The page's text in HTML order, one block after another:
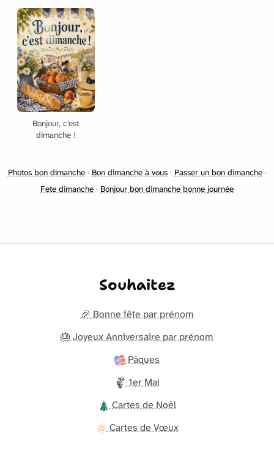
Bonjour, c’est
dimanche !
Photos bon dimanche· Bon dimanche à vous· Passer un bon dimanche·
Fete dimanche · Bonjour bon dimanche bonne journée
Souhaitez
🎉 Bonne fête par prénom
🎂 Joyeux Anniversaire par prénom
Pâques
1er Mai
Cartes de Noël
Cartes de Vœux